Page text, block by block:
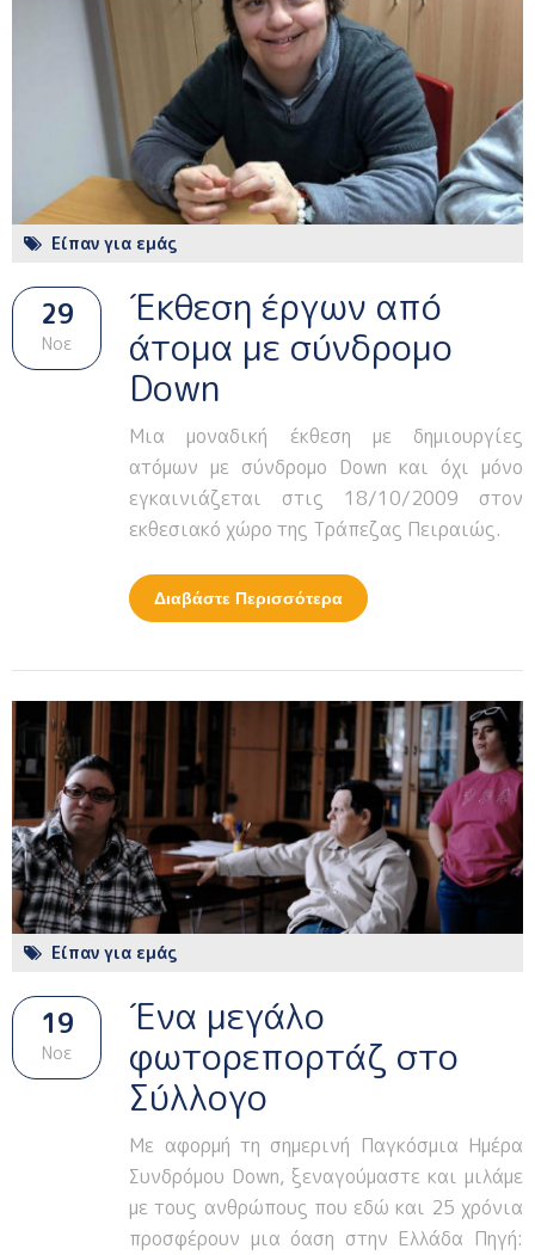
Είπαν για εμάς
29
Νοε
Έκθεση έργων από
άτομα με σύνδρομο
Down
Μια μοναδική έκθεση με δημιουργίες
ατόμων με σύνδρομο Down και όχι μόνο
εγκαινιάζεται στις 18/10/2009 στον
εκθεσιακό χώρο της Τράπεζας Πειραιώς.
Διαβάστε Περισσότερα Για Έκθεση Έργων
Από Άτομα Με
Είπαν για εμάς
19
Νοε
Ένα μεγάλο
φωτορεπορτάζ στο
Σύλλογο
Με αφορμή τη σημερινή Παγκόσμια Ημέρα
Συνδρόμου Down, ξεναγούμαστε και μιλάμε
με τους ανθρώπους που εδώ και 25 χρόνια
προσφέρουν μια όαση στην Ελλάδα Πηγή: